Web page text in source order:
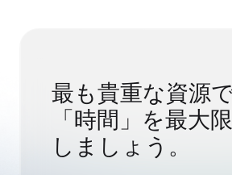
最も貴重な資源
「時間」を最大
しましょう。